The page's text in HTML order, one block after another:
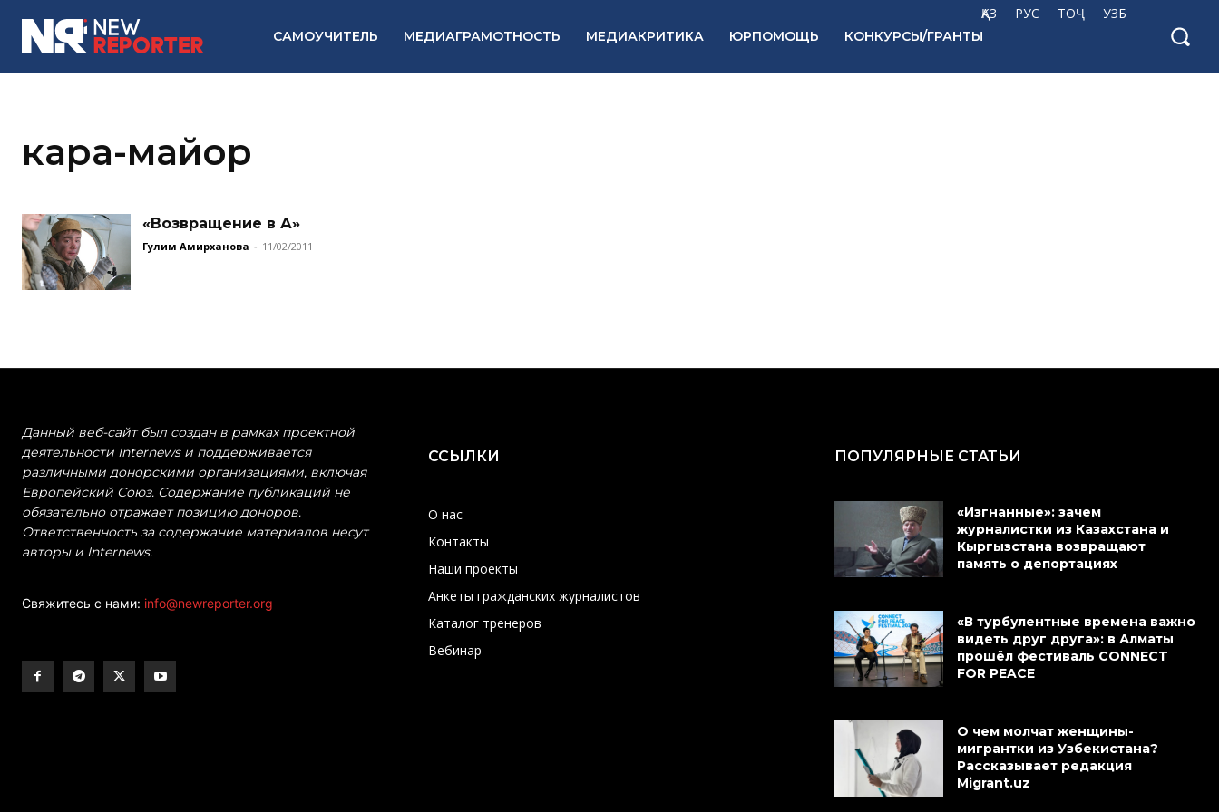
ҚАЗ РУС ТОҶ УЗБ
САМОУЧИТЕЛЬ МЕДИАГРАМОТНОСТЬ МЕДИАКРИТИКА ЮРПОМОЩЬ КОНКУРСЫ/ГРАНТЫ
кара-майор
«Возвращение в А»
Гулим Амирханова - 11/02/2011
Данный веб-сайт был создан в рамках проектной
деятельности Internews и поддерживается
различными донорскими организациями, включая
Европейский Союз. Содержание публикаций не
обязательно отражает позицию доноров.
Ответственность за содержание материалов несут
авторы и Internews.
Свяжитесь с нами: info@newreporter.org
ССЫЛКИ
О нас
Контакты
Наши проекты
Анкеты гражданских журналистов
Каталог тренеров
Вебинар
ПОПУЛЯРНЫЕ СТАТЬИ
«Изгнанные»: зачем
журналистки из Казахстана и
Кыргызстана возвращают
память о депортациях
«В турбулентные времена важно
видеть друг друга»: в Алматы
прошёл фестиваль CONNECT
FOR PEACE
О чем молчат женщины-
мигрантки из Узбекистана?
Рассказывает редакция
Migrant.uz